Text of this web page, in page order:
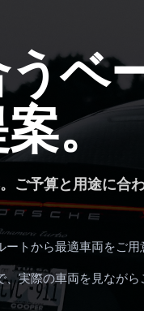
ベ
。
ご予算と用途に合
トから最適車両をご用
実際の車両を見ながら